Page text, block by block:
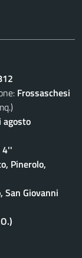
Frossaschesi
agosto
4''
Pinerolo,
San Giovanni